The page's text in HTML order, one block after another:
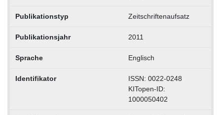
Publikationstyp Zeitschriftenaufsatz
Publikationsjahr 2011
Sprache Englisch
Identifikator
ISSN: 0022-0248
KITopen-ID:
1000050402